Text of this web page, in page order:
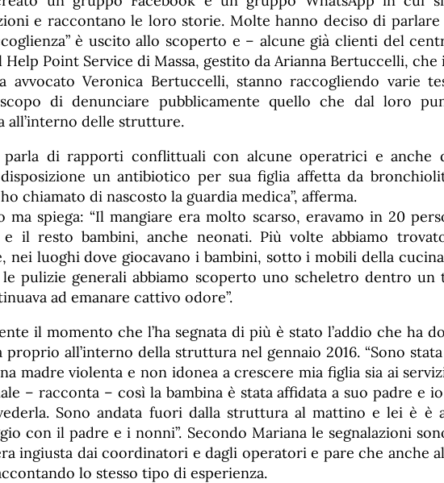
e raccontano le loro storie. Molte hanno deciso di
è uscito allo scoperto e – alcune già clienti del
Point Service di Massa, gestito da Arianna Bertuccelli, che
avvocato Veronica Bertuccelli, stanno raccogliendo varie
di denunciare pubblicamente quello che dal loro
all’interno delle strutture.
parla di rapporti conflittuali con alcune operatrici e anche
un antibiotico per sua figlia affetta da
chiamato di nascosto la guardia medica”, afferma.
ma spiega: “Il mangiare era molto scarso, eravamo in 20
e il resto bambini, anche neonati. Più volte abbiamo
nei luoghi dove giocavano i bambini, sotto i mobili della
pulizie generali abbiamo scoperto uno scheletro dentro un
ad emanare cattivo odore”.
il momento che l’ha segnata di più è stato l’addio che ha
proprio all’interno della struttura nel gennaio 2016. “Sono
madre violenta e non idonea a crescere mia figlia sia ai
– racconta – così la bambina è stata affidata a suo padre e
Sono andata fuori dalla struttura al mattino e lei è è
con il padre e i nonni”. Secondo Mariana le segnalazioni
ingiusta dai coordinatori e dagli operatori e pare che anche
lo stesso tipo di esperienza.